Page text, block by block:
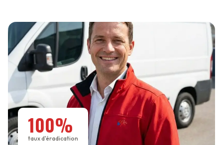
100%
taux d'éradication